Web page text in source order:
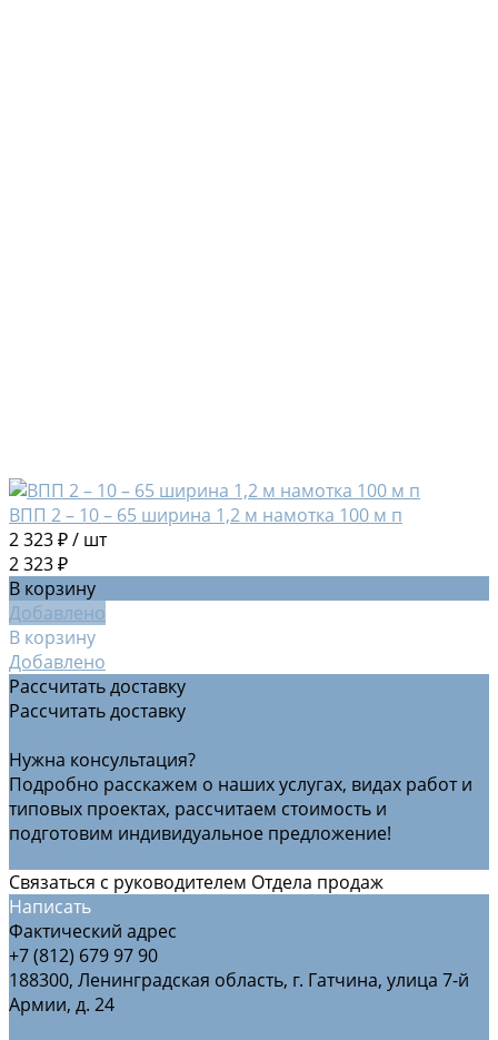
ВПП 2 – 10 – 65 ширина 1,2 м намотка 100 м п
2 323 ₽/ шт
2 323 ₽
В корзину
Добавлено
В корзину
Добавлено
Рассчитать доставку
Рассчитать доставку
Нужна консультация?
Подробно расскажем о наших услугах, видах работ и
типовых проектах, рассчитаем стоимость и
подготовим индивидуальное предложение!
Связаться с руководителем Отдела продаж
Написать
Фактический адрес
+7 (812) 679 97 90
188300, Ленинградская область, г. Гатчина, улица 7-й
Армии, д. 24